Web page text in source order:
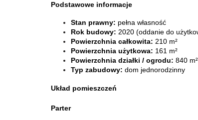
Podstawowe informacje
Stan prawny: pełna własność
Rok budowy: 2020 (oddanie do
Powierzchnia całkowita: 210 m²
Powierzchnia użytkowa: 161 m²
Powierzchnia działki / ogrodu: 840 m²
Typ zabudowy: dom jednorodzinny
Układ pomieszczeń
Parter